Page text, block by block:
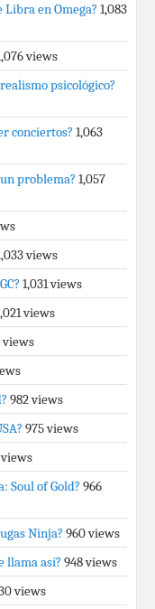
Libra en Omega? 1,083
views
psicológico?
conciertos? 1,063
problema? 1,057
views
1,031 views
views
views
982 views
975 views
Soul of Gold? 966
Ninja? 960 views
llama así? 948 views
views